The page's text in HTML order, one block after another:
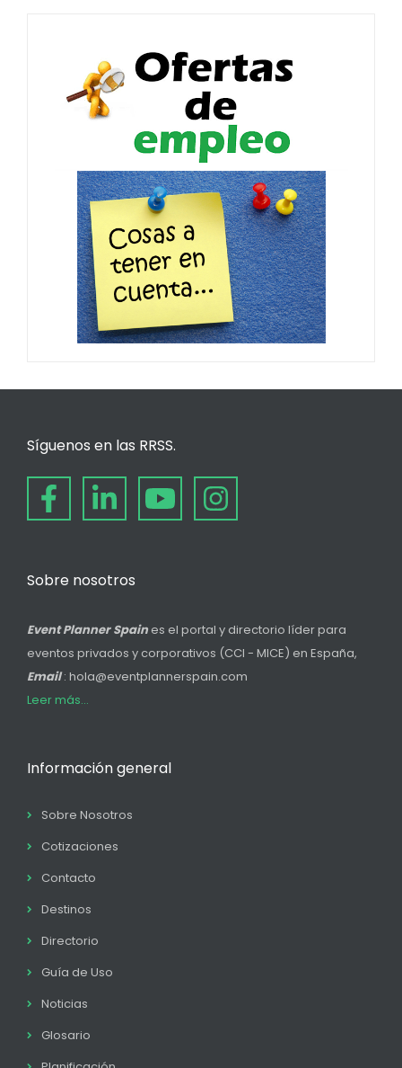
Síguenos en las RRSS.
Sobre nosotros
Event Planner Spain es el portal y directorio líder para
eventos privados y corporativos (CCI - MICE) en España,
Email: hola@eventplannerspain.com
Leer más...
Información general
Sobre Nosotros
Cotizaciones
Contacto
Destinos
Directorio
Guía de Uso
Noticias
Glosario